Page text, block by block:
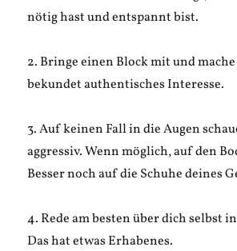
nötig hast und entspannt bist.
2. Bringe einen Block mit und
bekundet authentisches Interesse.
3. Auf keinen Fall in die Augen
aggressiv. Wenn möglich, auf den
Besser noch auf die Schuhe deines
4. Rede am besten über dich selbst
Das hat etwas Erhabenes.